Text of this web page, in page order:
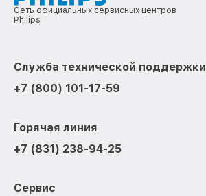
Сеть официальных сервисных центров
Philips
Служба технической поддержки
+7 (800) 101-17-59
Горячая линия
+7 (831) 238-94-25
Сервис